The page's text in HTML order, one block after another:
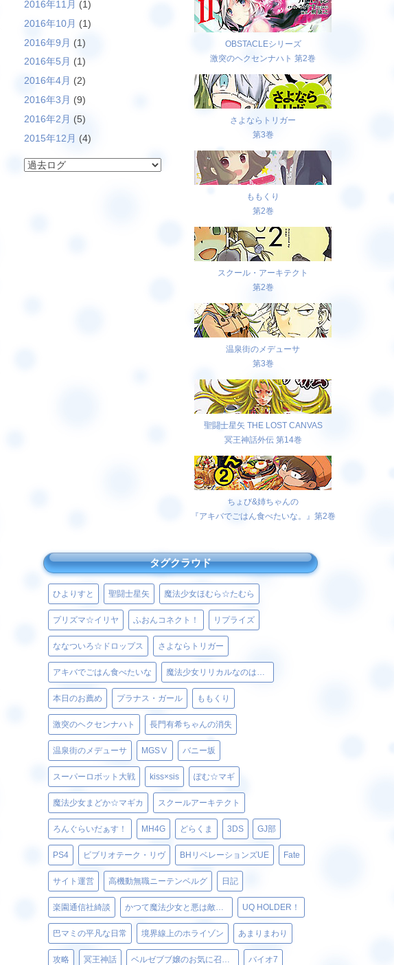
2016年11月 (1)
2016年10月 (1)
2016年9月 (1)
2016年5月 (1)
2016年4月 (2)
2016年3月 (9)
2016年2月 (5)
2015年12月 (4)
OBSTACLEシリーズ
激突のヘクセンナハト 第2巻
さよならトリガー
第3巻
ももくり
第2巻
スクール・アーキテクト
第2巻
温泉街のメデューサ
第3巻
聖闘士星矢 THE LOST CANVAS
冥王神話外伝 第14巻
ちょび&姉ちゃんの
『アキバでごはん食べたいな。』第2巻
タグクラウド
ひよりすと 聖闘士星矢 魔法少女ほむら☆たむら
プリズマ☆イリヤ ふおんコネクト！ リプライズ
ななついろ☆ドロップス さよならトリガー
アキバでごはん食べたいな 魔法少女リリカルなのはViVid
本日のお薦め プラナス・ガール ももくり
激突のヘクセンナハト 長門有希ちゃんの消失
温泉街のメデューサ MGSⅤ バニー坂
スーパーロボット大戦 kiss×sis ぽむ☆マギ
魔法少女まどか☆マギカ スクールアーキテクト
ろんぐらいだぁす！ MH4G どらくま 3DS GJ部
PS4 ビブリオテーク・リヴ BHリベレーションズUE Fate
サイト運営 高機動無職ニーテンベルグ 日記
楽園通信社綺談 かつて魔法少女と悪は敵対していた。 UQ HOLDER！
巴マミの平凡な日常 境界線上のホライゾン あまりまわり
攻略 冥王神話 ベルゼブブ嬢のお気に召すまま。 バイオ7